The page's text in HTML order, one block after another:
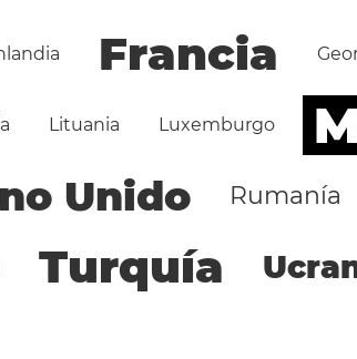
Francia
Lituania Luxemburgo
Unido Rumanía
Turquía